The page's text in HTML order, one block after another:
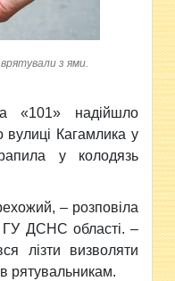
з ями.
«101» надійшло
Кагамлика у
у колодязь
– розповіла
ГУ ДСНС області. –
лізти визволяти
рятувальникам.